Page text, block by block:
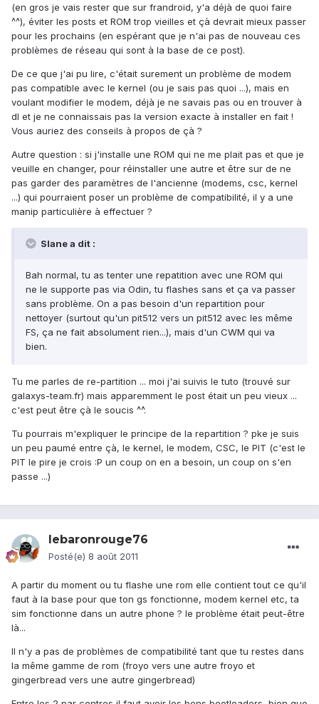
(en gros je vais rester que sur frandroid, y'a déjà de quoi faire
^^), éviter les posts et ROM trop vieilles et çà devrait mieux passer
pour les prochains (en espérant que je n'ai pas de nouveau ces
problèmes de réseau qui sont à la base de ce post).
De ce que j'ai pu lire, c'était surement un problème de modem
pas compatible avec le kernel (ou je sais pas quoi ...), mais en
voulant modifier le modem, déjà je ne savais pas ou en trouver à
dl et je ne connaissais pas la version exacte à installer en fait !
Vous auriez des conseils à propos de çà ?
Autre question : si j'installe une ROM qui ne me plait pas et que je
veuille en changer, pour réinstaller une autre et être sur de ne
pas garder des paramètres de l'ancienne (modems, csc, kernel
...) qui pourraient poser un problème de compatibilité, il y a une
manip particulière à effectuer ?
Slane a dit :
Bah normal, tu as tenter une repatition avec une ROM qui
ne le supporte pas via Odin, tu flashes sans et ça va passer
sans problème. On a pas besoin d'un repartition pour
nettoyer (surtout qu'un pit512 vers un pit512 avec les même
FS, ça ne fait absolument rien...), mais d'un CWM qui va
bien.
Tu me parles de re-partition ... moi j'ai suivis le tuto (trouvé sur
galaxys-team.fr) mais apparemment le post était un peu vieux ...
c'est peut être çà le soucis ^^.
Tu pourrais m'expliquer le principe de la repartition ? pke je suis
un peu paumé entre çà, le kernel, le modem, CSC, le PIT (c'est le
PIT le pire je crois :P un coup on en a besoin, un coup on s'en
passe ...)
lebaronrouge76
Posté(e) 8 août 2011
A partir du moment ou tu flashe une rom elle contient tout ce qu'il
faut à la base pour que ton gs fonctionne, modem kernel etc, ta
sim fonctionne dans un autre phone ? le problème était peut-être
là...
Il n'y a pas de problèmes de compatibilité tant que tu restes dans
la même gamme de rom (froyo vers une autre froyo et
gingerbread vers une autre gingerbread)